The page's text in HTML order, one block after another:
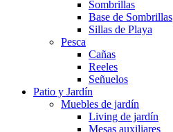
Sombrillas
Base de Sombrillas
Sillas de Playa
Pesca
Cañas
Reeles
Señuelos
Patio y Jardín
Muebles de jardín
Living de jardín
Mesas auxiliares